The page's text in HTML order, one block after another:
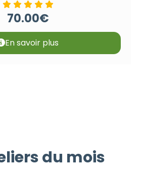
70.00€
En savoir plus
du mois